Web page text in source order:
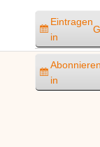
Eintragen
in
Abonnieren
in